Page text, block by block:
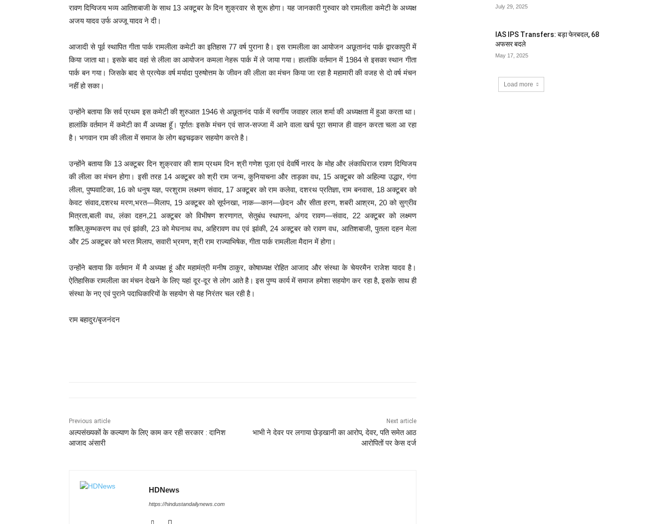
रावण दिग्विजय भव्य आतिशबाजी के साथ 13 अक्टूबर के दिन शुक्रवार से शुरू होगा। यह जानकारी गुरुवार को रामलीला कमेटी के अध्यक्ष
अजय यादव उर्फ अज्जू यादव ने दी।
आजादी से पूर्व स्थापित गीता पार्क रामलीला कमेटी का इतिहास 77 वर्ष पुराना है। इस रामलीला का आयोजन अछूतानंद पार्क द्वारकापुरी में
किया जाता था। इसके बाद वहां से लीला का आयोजन कमला नेहरू पार्क में ले जाया गया। हालांकि वर्तमान में 1984 से इसका स्थान गीता
पार्क बन गया। जिसके बाद से प्रत्येक वर्ष मर्यादा पुरुषोत्तम के जीवन की लीला का मंचन किया जा रहा है महामारी की वजह से दो वर्ष मंचन
नहीं हो सका।
उन्होंने बताया कि सर्व प्रथम इस कमेटी की शुरुआत 1946 से अछूतानंद पार्क में स्वर्गीय जवाहर लाल शर्मा की अध्यक्षता में हुआ करता था।
हालांकि वर्तमान में कमेटी का मैं अध्यक्ष हूॅ। पूर्णतः इसके मंचन एवं साज-सज्जा में आने वाला खर्च पूरा समाज ही वाहन करता चला आ रहा
है। भगवान राम की लीला में समाज के लोग बढ़चढ़कर सहयोग करते है।
उन्होंने बताया कि 13 अक्टूबर दिन शुक्रवार की शाम प्रथम दिन श्री गणेश पूजा एवं देवर्षि नारद के मोह और लंकाधिराज रावण दिग्विजय
की लीला का मंचन होगा। इसी तरह 14 अक्टूबर को श्री राम जन्म, कुनियाचना और ताड़का वध, 15 अक्टूबर को अहिल्या उद्धार, गंगा
लीला, पुष्पवाटिका, 16 को धनुष यज्ञ, परशुराम लक्ष्मण संवाद, 17 अक्टूबर को राम कलेवा, दशरथ प्रतिज्ञा, राम बनवास, 18 अक्टूबर को
केवट संवाद,दशरथ मरण,भरत—मिलाप, 19 अक्टूबर को सूर्पनखा, नाक—कान—छेदन और सीता हरण, शबरी आश्रम, 20 को सुग्रीव
मित्रता,बाली वध, लंका दहन,21 अक्टूबर को विभीषण शरणागत, सेतुबंध स्थापना, अंगद रावण—संवाद, 22 अक्टूबर को लक्ष्मण
शक्ति,कुम्भकरण वध एवं झांकी, 23 को मेघनाथ वध, अहिरावण वध एवं झांकी, 24 अक्टूबर को रावण वध, आतिशबाजी, पुतला दहन मेला
और 25 अक्टूबर को भरत मिलाप, सवारी भ्रमण, श्री राम राज्याभिषेक, गीता पार्क रामलीला मैदान में होगा।
उन्होंने बताया कि वर्तमान में मै अध्यक्ष हूं और महामंत्री मनीष ठाकुर, कोषाध्यक्ष रोहित आजाद और संस्था के चेयरमैन राजेश यादव है।
ऐतिहासिक रामलीला का मंचन देखने के लिए यहां दूर-दूर से लोग आते है। इस पुण्य कार्य में समाज हमेशा सहयोग कर रहा है, इसके साथ ही
संस्था के नए एवं पुराने पदाधिकारियों के सहयोग से यह निरंतर चल रही है।
राम बहादुर/बृजनंदन
Previous article
अल्पसंख्यकों के कल्याण के लिए काम कर रही सरकार : दानिश
आजाद अंसारी
Next article
भाभी ने देवर पर लगाया छेड़खानी का आरोप, देवर, पति समेत आठ
आरोपितों पर केस दर्ज
HDNews
https://hindustandailynews.com
July 29, 2025
IAS IPS Transfers: बड़ा फेरबदल, 68
अफसर बदले
May 17, 2025
Load more